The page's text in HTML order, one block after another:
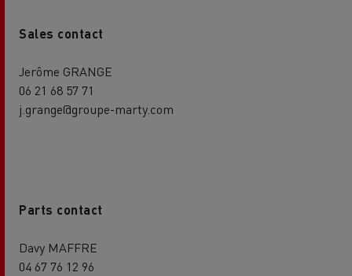
Sales contact
Jerôme GRANGE
06 21 68 57 71
j.grange@groupe-marty.com
Parts contact
Davy MAFFRE
04 67 76 12 96